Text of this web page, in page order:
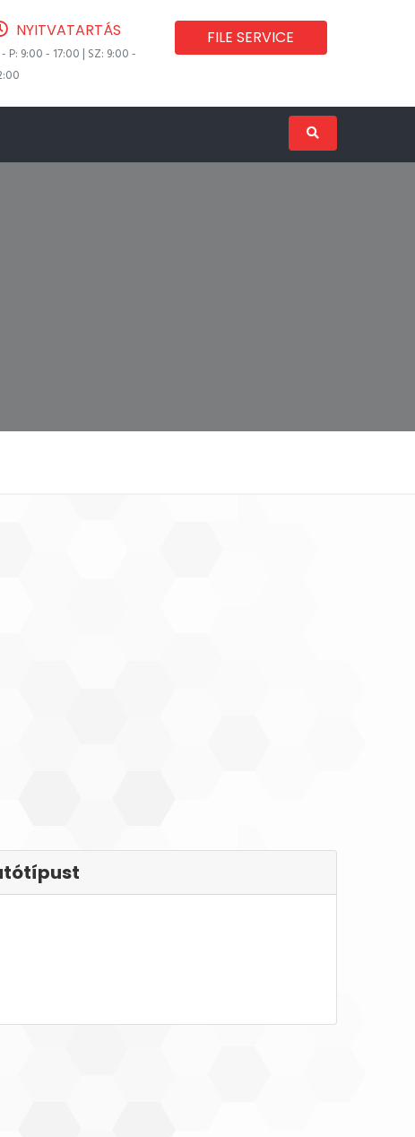
NYITVATARTÁS
- P: 9:00 - 17:00 | SZ: 9:00 -
FILE SERVICE